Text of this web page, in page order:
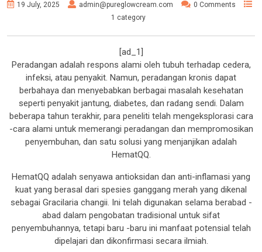
19 July, 2025 admin@pureglowcream.com
0 Comments
1 category
[ad_1]
Peradangan adalah respons alami oleh tubuh terhadap cedera,
infeksi, atau penyakit. Namun, peradangan kronis dapat
berbahaya dan menyebabkan berbagai masalah kesehatan
seperti penyakit jantung, diabetes, dan radang sendi. Dalam
beberapa tahun terakhir, para peneliti telah mengeksplorasi cara
-cara alami untuk memerangi peradangan dan mempromosikan
penyembuhan, dan satu solusi yang menjanjikan adalah
HematQQ.
HematQQ adalah senyawa antioksidan dan anti-inflamasi yang
kuat yang berasal dari spesies ganggang merah yang dikenal
sebagai Gracilaria changii. Ini telah digunakan selama berabad -
abad dalam pengobatan tradisional untuk sifat
penyembuhannya, tetapi baru -baru ini manfaat potensial telah
dipelajari dan dikonfirmasi secara ilmiah.